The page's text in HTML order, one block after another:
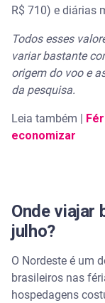
R$ 710) e diárias
Todos esses
variar bastante
origem do voo e
da pesquisa.
Leia também |
economizar
Onde viajar
julho?
O Nordeste é um
brasileiros nas
hospedagens